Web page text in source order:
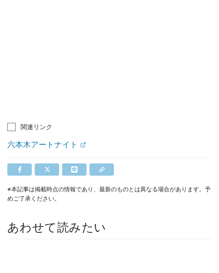
関連リンク
六本木アートナイト
※本記事は掲載時点の情報であり、最新のものとは異なる場合があります。予
めご了承ください。
あわせて読みたい